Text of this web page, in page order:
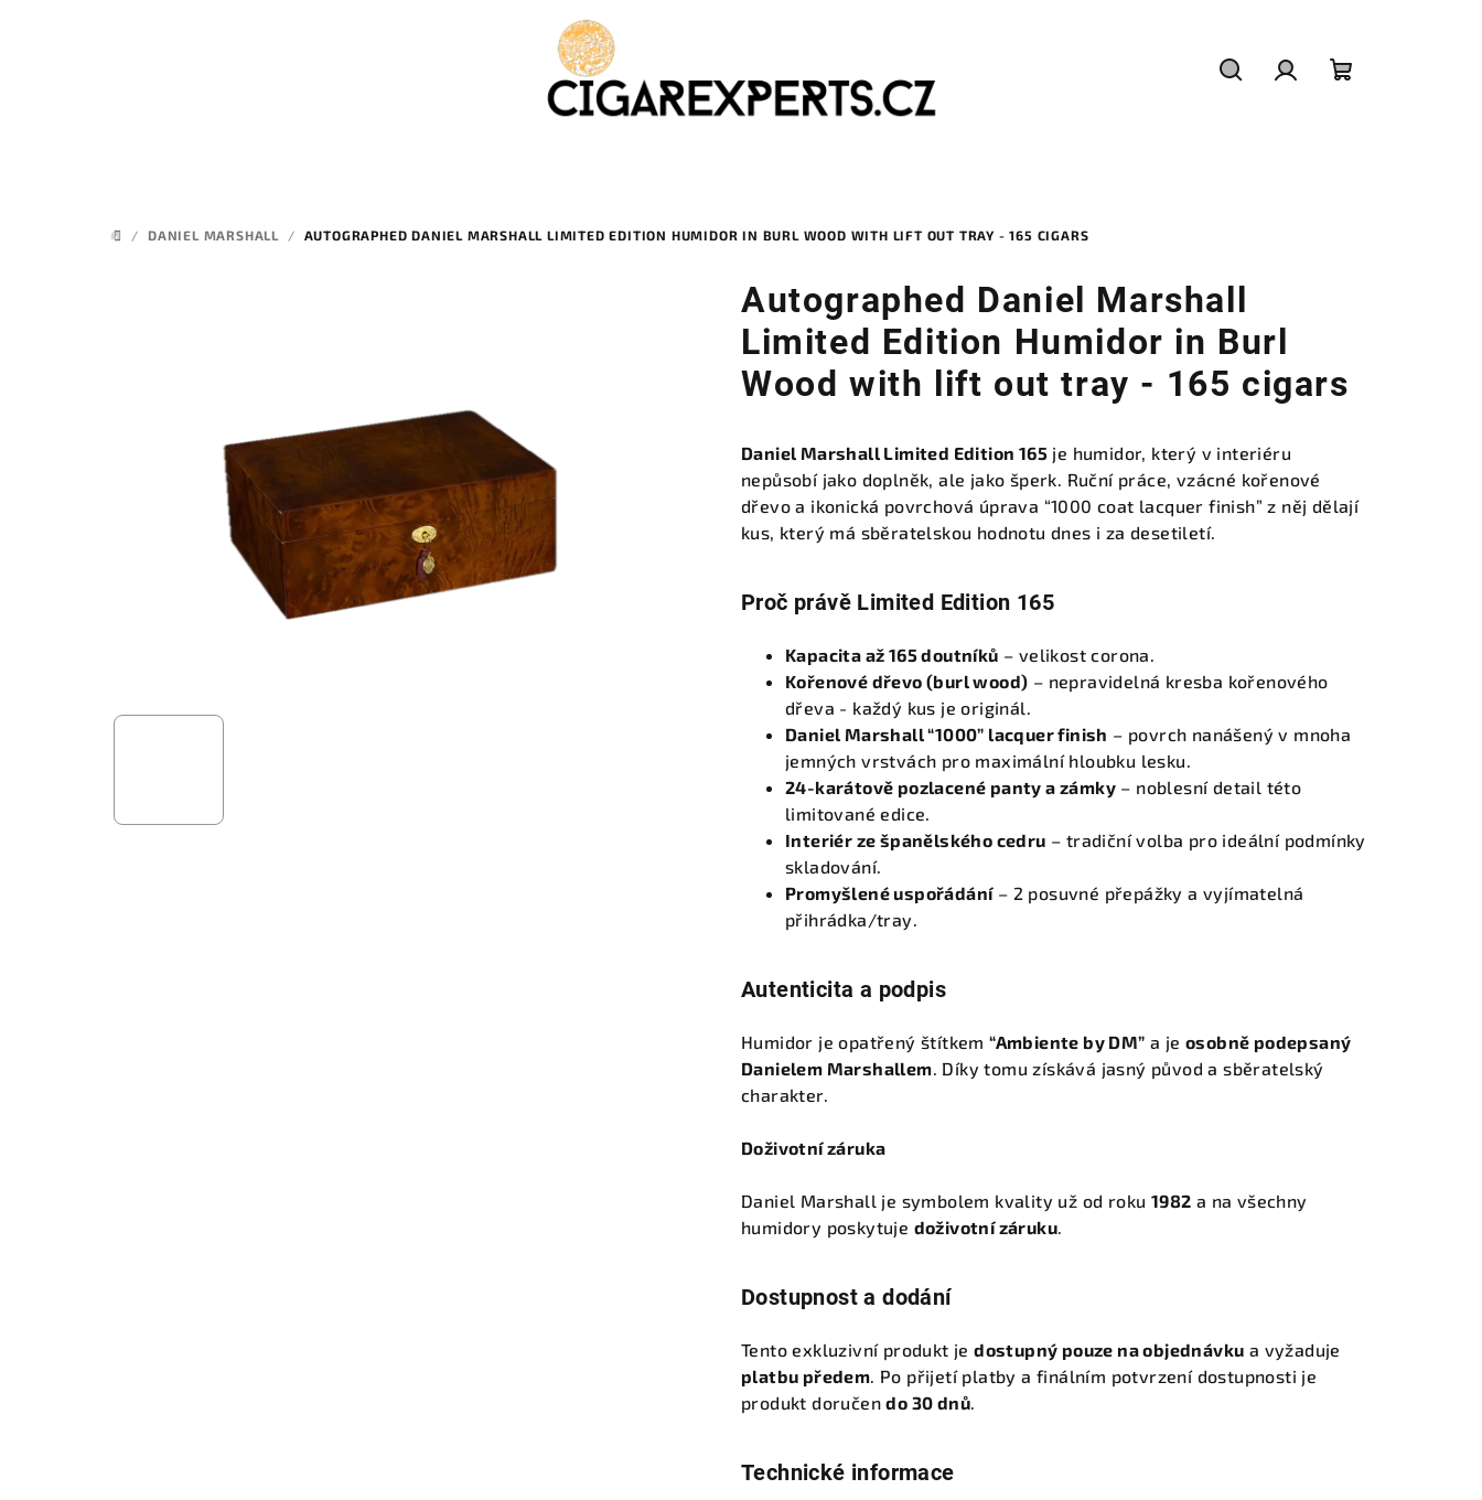
DOMŮ
/ DANIEL MARSHALL / AUTOGRAPHED DANIEL MARSHALL LIMITED EDITION HUMIDOR IN BURL WOOD WITH LIFT OUT TRAY - 165 CIGARS
Autographed Daniel Marshall
Limited Edition Humidor in Burl
Wood with lift out tray - 165 cigars
Daniel Marshall Limited Edition 165 je humidor, který v interiéru
nepůsobí jako doplněk, ale jako šperk. Ruční práce, vzácné kořenové
dřevo a ikonická povrchová úprava “1000 coat lacquer finish” z něj dělají
kus, který má sběratelskou hodnotu dnes i za desetiletí.
Proč právě Limited Edition 165
Kapacita až 165 doutníků – velikost corona.
Kořenové dřevo (burl wood) – nepravidelná kresba kořenového
dřeva - každý kus je originál.
Daniel Marshall “1000” lacquer finish – povrch nanášený v mnoha
jemných vrstvách pro maximální hloubku lesku.
24-karátově pozlacené panty a zámky – noblesní detail této
limitované edice.
Interiér ze španělského cedru – tradiční volba pro ideální podmínky
skladování.
Promyšlené uspořádání– 2 posuvné přepážky a vyjímatelná
přihrádka/tray.
Autenticita a podpis
Humidor je opatřený štítkem“Ambiente by DM” a jeosobně podepsaný
Danielem Marshallem. Díky tomu získává jasný původ a sběratelský
charakter.
Doživotní záruka
Daniel Marshall je symbolem kvality už od roku 1982 a na všechny
humidory poskytuje doživotní záruku.
Dostupnost a dodání
Tento exkluzivní produkt jedostupný pouze na objednávku a vyžaduje
platbu předem. Po přijetí platby a finálním potvrzení dostupnosti je
produkt doručendo 30 dnů.
Technické informace